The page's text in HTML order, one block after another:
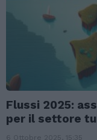
Flussi 2025:
per il settore
6 Ottobre 2025, 15:35